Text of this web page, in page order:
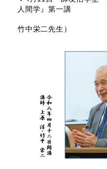
人間学』第一講
竹中栄二先生）